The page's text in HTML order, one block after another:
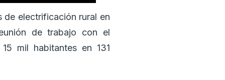
de electrificación rural en
de trabajo con el
mil habitantes en 131